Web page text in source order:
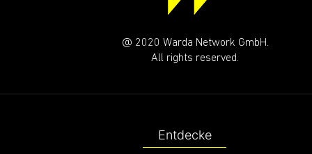
@ 2020 Warda Network GmbH.
All rights reserved.
Entdecke